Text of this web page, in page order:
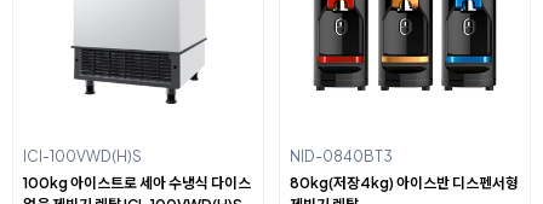
ICI-100VWD(H)S
100kg 아이스트로 세아 수냉식 다이스
NID-0840BT3
80kg(저장4kg) 아이스반 디스펜서형